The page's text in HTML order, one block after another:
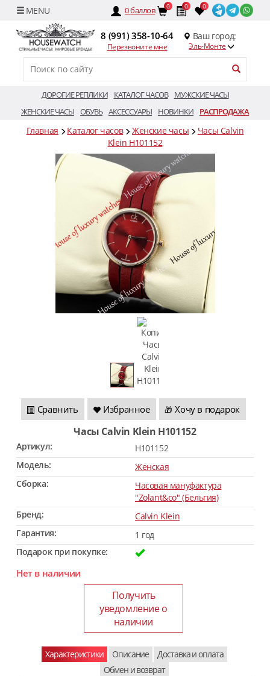
0баллов 0 0 0
8 (991) 358-10-64
Перезвоните мне
Ваш город:
Эль-Монте
ДОРОГИЕ РЕПЛИКИ КАТАЛОГ ЧАСОВ
МУЖСКИЕ ЧАСЫ
ЖЕНСКИЕ ЧАСЫ ОБУВЬ АКСЕССУАРЫ НОВИНКИ РАСПРОДАЖА
Главная Каталог часов Женские часы
Часы Calvin
Klein H101152
Сравнить Избранное 🎁 Хочу в подарок
Часы Calvin Klein H101152
Артикул:
H101152
Модель:
Женская
Сборка:
Часовая мануфактура
"Zolant&co" (Бельгия)
Бренд:
Calvin Klein
Гарантия:
1 год
Подарок при покупке:
Нет в наличии
Получить
уведомление о
наличии
Характеристики Описание
Доставка и оплата
Обмен и возврат